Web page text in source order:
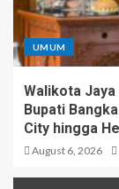
UMUM
Walikota
Bupati
City hingga
August 6, 2026